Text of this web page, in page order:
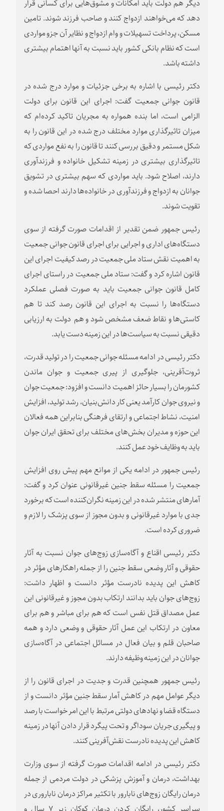
دهد که می‌خواهند ازدواج کنند و صاحب فرزند شوند. تامین
مسکن، پرداخت تسهیلات و وام ازدواج و نظایر آن جزو مواردی
است که نظام بانکی کشور باید نسبت به آنها اهتمام بیشتری
داشته باشد.
دکتر رئیسی با اشاره به برخی جزئیات و موارد درج شده در
قانون جوانی جمعیت گفت: اجرای این قانون برای دولت
الزامی است، اما بنده همواره به مجریان تاکید کرده‌ام که
میزان تاثیرگذاری موارد مختلف درج شده در این قانون را به
شکل مستمر و دقیق بررسی کنند تا قانون را به نفع مواردی که
تاثیرگذاری بیشتری در زمینه تشکیل خانواده و فرزندآوری
دارند، اصلاح شود. باید مواردی که سهم بیشتری در تشویق
جوانان به ازدواج و فرزندآوری در خانواده‌ها دارند احصا شده و
تقویت شوند.
رئیس جمهور ضمن تقدیر از اقدامات صورت گرفته از سوی
دستگاه‌های اداری و اجرایی برای اجرای قانون جوانی جمعیت
به اهمیت نقش ستاد ملی جمعیت در رصد کیفیت اجرای این
قانون اشاره کرد و گفت: ستاد ملی جمعیت در راستای اجرای
کامل قانون جوانی جمعیت باید به صورت فصلی عملکرد
دستگاه‌ها را نسبت به اجرای این قانون رصد کند تا هم
کاستی‌ها و نقاط ضعف مشخص شود و هم دولت به ارزیابی
دقیقی نسبت به سیاست‌ها در این زمینه دست یابد.
دکتر رئیسی در ادامه مسئله جوانی جمعیت را در تولید قدرت،
ثروت‌آفرینی، جلوگیری از پیری جمعیت و جوان ماندن
کشورمان را بسیار حائز اهمیت دانست و افزود: جمعیت جوان
و نیروی جوان کارآمد یعنی کار دانش‌بنیان، رشد تولید، افزایش
امنیت، نشاط اجتماعی و ارتقای فرهنگی بنابراین همه فعالان
این حوزه و مدیران بخش‌های مختلف برای تحقق ایران جوان
باید به وظایف خود عمل کنند.
رئیس جمهور در ادامه یکی از موانع مهم پیش روی افزایش
جمعیت را مسئله سقط جنین غیرقانونی عنوان کرد و گفت:
آمارهای منتشر شده در این زمینه نگران‌کننده است که برخورد
جدی با موارد غیرقانونی و بدون مجوز از سوی پزشک را لازم و
ضروری کرده است.
دکتر رئیسی اقناع و آگاه‌سازی زوج‌های جوان نسبت به آثار
حقوقی و آثار وضعی سقط جنین را از جمله راهکارهای مؤثر در
کاهش این پدیده نادرست مؤثر دانست و اظهار داشت:
زوج‌های جوان باید بدانند ارتکاب بدون مجوز و غیرقانونی این
عمل مصداق قتل نفس است که هم برای مباشر و هم برای
معاون در ارتکاب این عمل آثار حقوقی و وضعی دارد و همه
صاحبان قلم و بیان فعال در مسائل اجتماعی در آگاه‌سازی
جوانان در این زمینه وظیفه دارند.
رئیس جمهور همچنین قدرت و جدیت در اجرای قانون را از
دیگر عوامل مهم در کاهش آمار سقط جنین مؤثر دانست و از
دستگاه‌ قضا و نهادهای دولتی مرتبط با این امر خواست با رصد
و پیگیری جریان سوداگر و تحت پیگرد قرار دادن آنها در زمینه
کاهش این پدیده نادرست نقش‌آفرینی کنند.
دکتر رئیسی در ادامه اقدامات صورت گرفته از سوی وزارت
بهداشت، درمان و آموزش پزشکی در دولت مردمی از جمله
درمان رایگان زوج‌های نابارور با تکثیر مراکز درمان ناباروری در
سراسر کشور، رایگان کردن درمان کوکان زیر ۷ سال و